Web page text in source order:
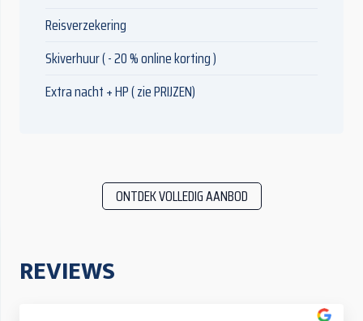
Reisverzekering
Skiverhuur ( - 20 % online korting )
Extra nacht + HP ( zie PRIJZEN)
ONTDEK VOLLEDIG AANBOD
REVIEWS